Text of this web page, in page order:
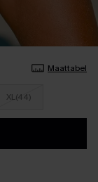
Maattabel
XL(44)